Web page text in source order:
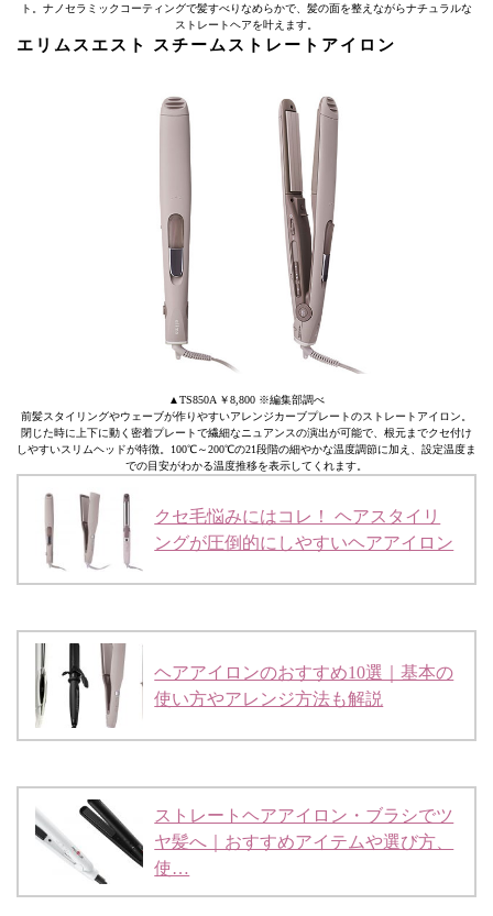
ト。ナノセラミックコーティングで髪すべりなめらかで、髪の面を整えながらナチュラルな
ストレートヘアを叶えます。
エリムスエスト スチームストレートアイロン
▲TS850A ￥8,800 ※編集部調べ
前髪スタイリングやウェーブが作りやすいアレンジカーブプレートのストレートアイロン。
閉じた時に上下に動く密着プレートで繊細なニュアンスの演出が可能で、根元までクセ付け
しやすいスリムヘッドが特徴。100℃～200℃の21段階の細やかな温度調節に加え、設定温度ま
での目安がわかる温度推移を表示してくれます。
クセ毛悩みにはコレ！ ヘアスタイリ
ングが圧倒的にしやすいヘアアイロン
ヘアアイロンのおすすめ10選｜基本の
使い方やアレンジ方法も解説
ストレートヘアアイロン・ブラシでツ
ヤ髪へ｜おすすめアイテムや選び方、
使…